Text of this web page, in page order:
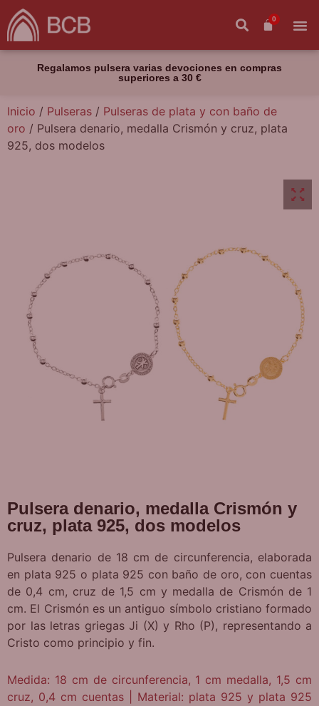
0
Regalamos pulsera varias devociones en compras
superiores a 30 €
Inicio / Pulseras / Pulseras de plata y con baño de
oro / Pulsera denario, medalla Crismón y cruz, plata
925, dos modelos
Pulsera denario, medalla Crismón y
cruz, plata 925, dos modelos
Pulsera denario de 18 cm de circunferencia, elaborada
en plata 925 o plata 925 con baño de oro, con cuentas
de 0,4 cm, cruz de 1,5 cm y medalla de Crismón de 1
cm. El Crismón es un antiguo símbolo cristiano formado
por las letras griegas Ji (X) y Rho (P), representando a
Cristo como principio y fin.
Medida: 18 cm de circunferencia, 1 cm medalla, 1,5 cm
cruz, 0,4 cm cuentas | Material: plata 925 y plata 925